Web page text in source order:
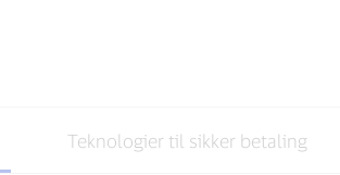
Teknologier til sikker betaling